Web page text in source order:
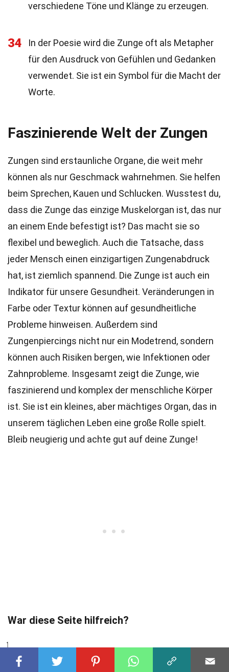
verschiedene Töne und Klänge zu erzeugen.
34
In der Poesie wird die Zunge oft als Metapher
für den Ausdruck von Gefühlen und Gedanken
verwendet. Sie ist ein Symbol für die Macht der
Worte.
Faszinierende Welt der Zungen
Zungen sind erstaunliche Organe, die weit mehr
können als nur Geschmack wahrnehmen. Sie helfen
beim Sprechen, Kauen und Schlucken. Wusstest du,
dass die Zunge das einzige Muskelorgan ist, das nur
an einem Ende befestigt ist? Das macht sie so
flexibel und beweglich. Auch die Tatsache, dass
jeder Mensch einen einzigartigen Zungenabdruck
hat, ist ziemlich spannend. Die Zunge ist auch ein
Indikator für unsere Gesundheit. Veränderungen in
Farbe oder Textur können auf gesundheitliche
Probleme hinweisen. Außerdem sind
Zungenpiercings nicht nur ein Modetrend, sondern
können auch Risiken bergen, wie Infektionen oder
Zahnprobleme. Insgesamt zeigt die Zunge, wie
faszinierend und komplex der menschliche Körper
ist. Sie ist ein kleines, aber mächtiges Organ, das in
unserem täglichen Leben eine große Rolle spielt.
Bleib neugierig und achte gut auf deine Zunge!
War diese Seite hilfreich?
Unser Engagement für glaubwürdige Fakten